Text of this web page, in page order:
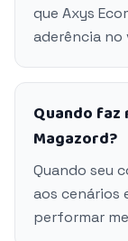
que Axys
aderência
Quando faz
Magazord?
Quando seu
aos cenários
performar